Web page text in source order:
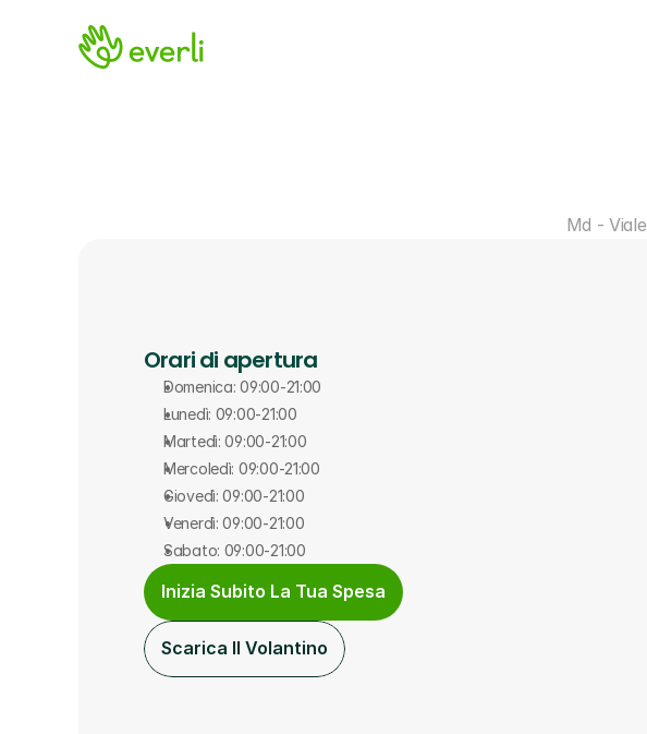
Md -
Orari di apertura
Domenica: 09:00-21:00
Lunedì: 09:00-21:00
Martedì: 09:00-21:00
Mercoledì: 09:00-21:00
Giovedì: 09:00-21:00
Venerdì: 09:00-21:00
Sabato: 09:00-21:00
Inizia Subito La Tua Spesa
Scarica Il Volantino